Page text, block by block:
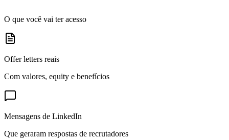
O que você vai ter acesso
Offer letters reais
Com valores, equity e benefícios
Mensagens de LinkedIn
Que geraram respostas de recrutadores